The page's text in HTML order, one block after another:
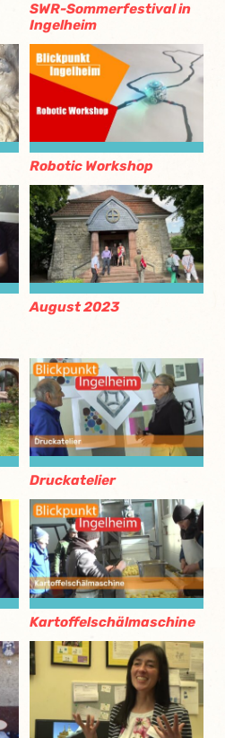
SWR-Sommerfestival in
Ingelheim
Robotic Workshop
August 2023
Druckatelier
Kartoffelschälmaschine